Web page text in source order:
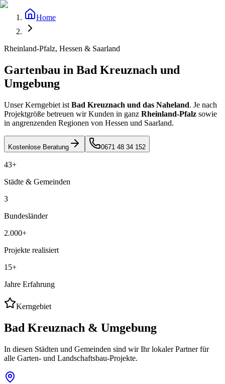
Home
Rheinland-Pfalz, Hessen & Saarland
Gartenbau in Bad Kreuznach und
Umgebung
Unser Kerngebiet ist Bad Kreuznach und das Naheland. Je nach
Projektgröße betreuen wir Kunden in ganz Rheinland-Pfalz sowie
in angrenzenden Regionen von Hessen und Saarland.
Kostenlose Beratung 0671 48 34 152
43+
Städte & Gemeinden
3
Bundesländer
2.000+
Projekte realisiert
15+
Jahre Erfahrung
Kerngebiet
Bad Kreuznach & Umgebung
In diesen Städten und Gemeinden sind wir Ihr lokaler Partner für
alle Garten- und Landschaftsbau-Projekte.